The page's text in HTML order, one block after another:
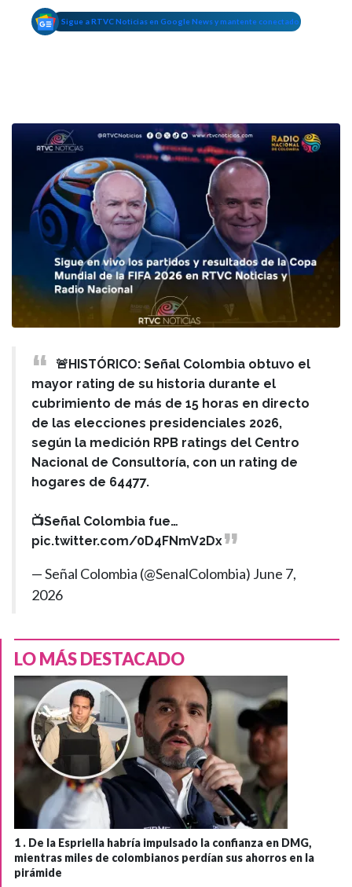
Sigue a RTVC Noticias en Google News y mantente conectado
🚨HISTÓRICO: Señal Colombia obtuvo el
mayor rating de su historia durante el
cubrimiento de más de 15 horas en directo
de las elecciones presidenciales 2026,
según la medición RPB ratings del Centro
Nacional de Consultoría, con un rating de
hogares de 64477.
📺Señal Colombia fue…
pic.twitter.com/0D4FNmV2Dx
— Señal Colombia (@SenalColombia) June 7,
2026
LO MÁS DESTACADO
1 . De la Espriella habría impulsado la confianza en DMG,
mientras miles de colombianos perdían sus ahorros en la
pirámide